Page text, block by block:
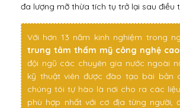
đa lượng mỡ thừa tích tụ trở lại sau điều
Với hơn 13 năm kinh nghiệm trong
trung tâm thẩm mỹ công nghệ cao
đội ngũ các chuyên gia nước ngoài
kỹ thuật viên được đào tạo bài bản
chúng tôi tự hào là nơi cho ra các
phù hợp nhất với cơ địa từng người,